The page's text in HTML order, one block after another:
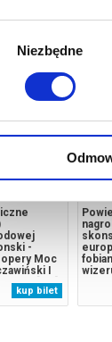
Niezbędne
-
Moc
I
[20']
97
w
kup bilet
jej,